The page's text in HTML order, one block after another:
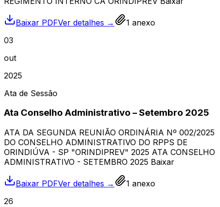
Baixar PDFVer detalhes → 1 anexo
03
out
2025
Ata de Sessão
Ata Conselho Administrativo – Setembro 2025
ATA DA SEGUNDA REUNIÃO ORDINÁRIA Nº 002/2025
DO CONSELHO ADMINISTRATIVO DO RPPS DE
ORINDIÚVA - SP "ORINDIPREV" 2025 ATA CONSELHO
ADMINISTRATIVO - SETEMBRO 2025 Baixar
Baixar PDFVer detalhes → 1 anexo
26